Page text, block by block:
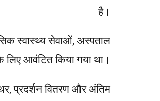
है।
स्वास्थ्य सेवाओं, अस्पताल
लिए आवंटित किया गया था।
प्रदर्शन वितरण और अंतिम